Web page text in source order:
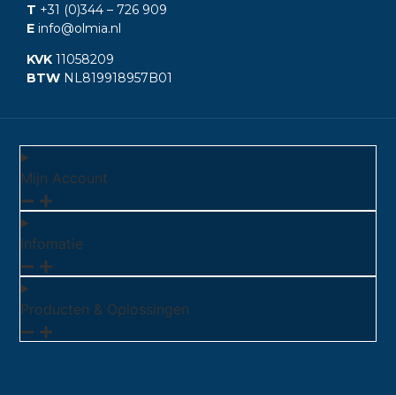
T +31 (0)344 – 726 909
E info@olmia.nl
KVK 11058209
BTW NL819918957B01
Mijn Account
Infomatie
Producten & Oplossingen